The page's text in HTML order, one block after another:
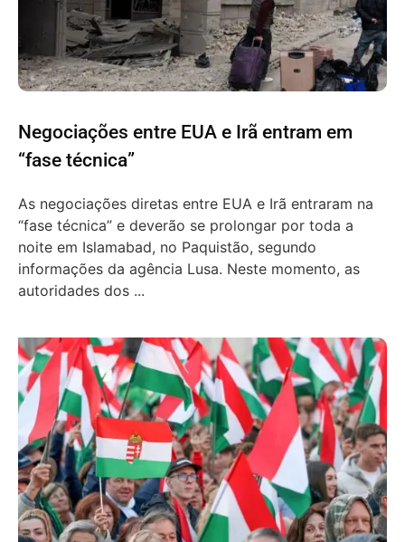
Negociações entre EUA e Irã entram em
“fase técnica”
As negociações diretas entre EUA e Irã entraram na
“fase técnica” e deverão se prolongar por toda a
noite em Islamabad, no Paquistão, segundo
informações da agência Lusa. Neste momento, as
autoridades dos ...